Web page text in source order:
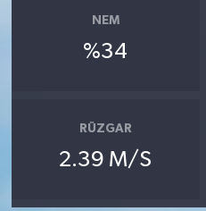
NEM
%34
RÜZGAR
2.39 M/S